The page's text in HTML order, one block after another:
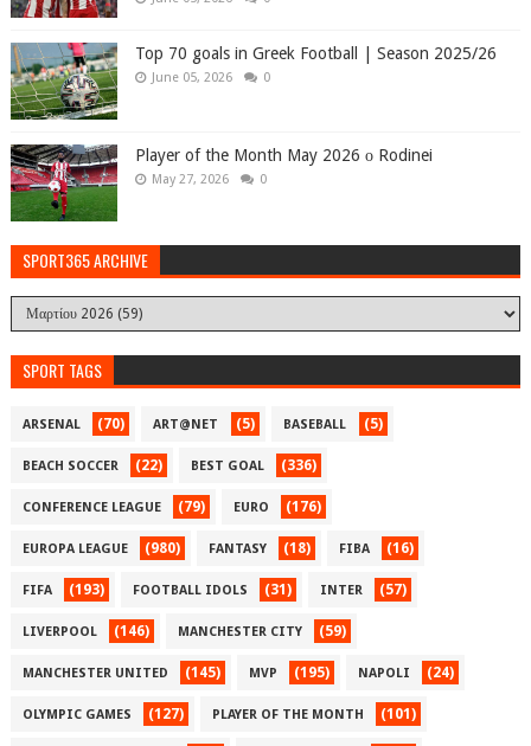
Top 70 goals in Greek Football | Season 2025/26
June 05, 2026 0
Player of the Month May 2026 ο Rodinei
May 27, 2026 0
SPORT365 ARCHIVE
SPORT TAGS
ARSENAL (70) ART@NET (5) BASEBALL (5)
BEACH SOCCER (22) BEST GOAL (336)
CONFERENCE LEAGUE (79) EURO (176)
EUROPA LEAGUE (980) FANTASY (18) FIBA (16)
FIFA (193) FOOTBALL IDOLS (31) INTER (57)
LIVERPOOL (146) MANCHESTER CITY (59)
MANCHESTER UNITED (145) MVP (195) NAPOLI (24)
OLYMPIC GAMES (127) PLAYER OF THE MONTH (101)